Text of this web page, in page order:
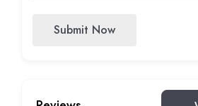
Submit Now